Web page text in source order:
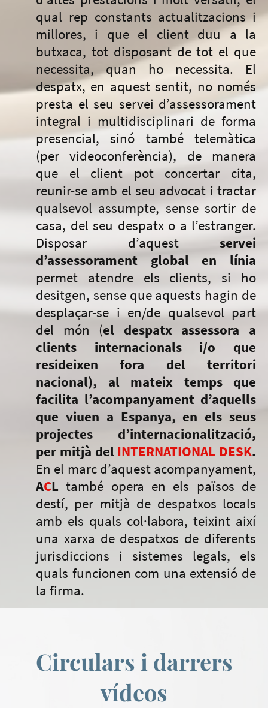
qual rep constants actualitzacions i
millores, i que el client duu a la
butxaca, tot disposant de tot el que
necessita, quan ho necessita. El
despatx, en aquest sentit, no només
presta el seu servei d’assessorament
integral i multidisciplinari de forma
presencial, sinó també telemàtica
(per videoconferència), de manera
que el client pot concertar cita,
reunir-se amb el seu advocat i tractar
qualsevol assumpte, sense sortir de
casa, del seu despatx o a l’estranger.
Disposar d’aquest servei
d’assessorament global en línia
permet atendre els clients, si ho
desitgen, sense que aquests hagin de
desplaçar-se i en/de qualsevol part
del món (el despatx assessora a
clients internacionals i/o que
resideixen fora del territori
nacional), al mateix temps que
facilita l’acompanyament d’aquells
que viuen a Espanya, en els seus
projectes d’internacionalització,
per mitjà del INTERNATIONAL DESK.
En el marc d’aquest acompanyament,
ACL també opera en els països de
destí, per mitjà de despatxos locals
amb els quals col·labora, teixint així
una xarxa de despatxos de diferents
jurisdiccions i sistemes legals, els
quals funcionen com una extensió de
la firma.
Circulars i darrers
vídeos